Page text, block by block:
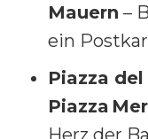
Mauern –
ein
Piazza
Piazza
Herz der